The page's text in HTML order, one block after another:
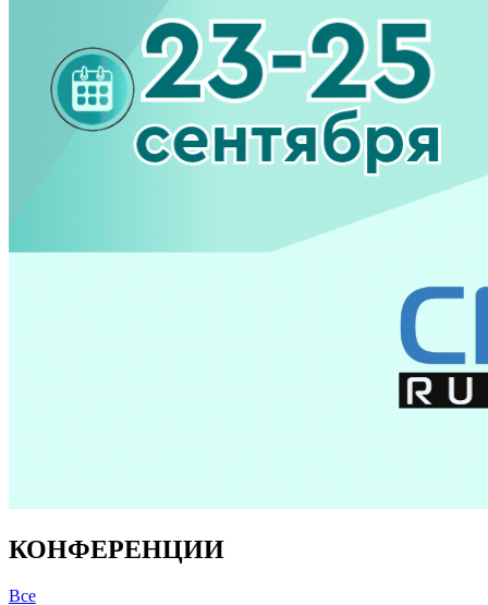
КОНФЕРЕНЦИИ
Все